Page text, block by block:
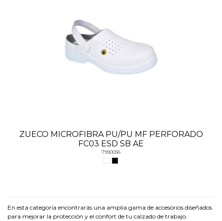
ZUECO MICROFIBRA PU/PU MF PERFORADO
FC03 ESD SB AE
7990056
En esta categoría encontrarás una amplia gama de accesorios diseñados
para mejorar la protección y el confort de tu calzado de trabajo.